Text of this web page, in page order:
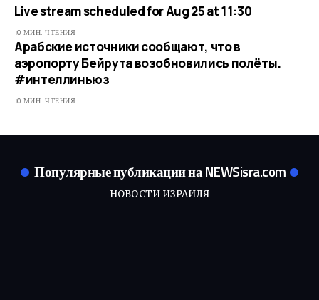
Live stream scheduled for Aug 25 at 11:30
0 МИН. ЧТЕНИЯ
Арабские источники сообщают, что в
аэропорту Бейрута возобновились полёты.
#интеллиньюз
0 МИН. ЧТЕНИЯ
Популярные публикации на NEWSisra.com
НОВОСТИ ИЗРАИЛЯ